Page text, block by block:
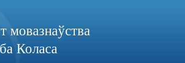
мовазнаўства
Коласа